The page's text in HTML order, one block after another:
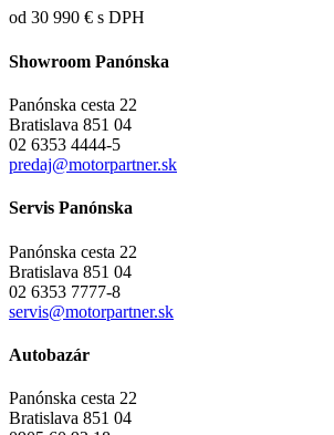
od 30 990 € s DPH
Showroom Panónska
Panónska cesta 22
Bratislava 851 04
02 6353 4444-5
predaj@motorpartner.sk
Servis Panónska
Panónska cesta 22
Bratislava 851 04
02 6353 7777-8
servis@motorpartner.sk
Autobazár
Panónska cesta 22
Bratislava 851 04